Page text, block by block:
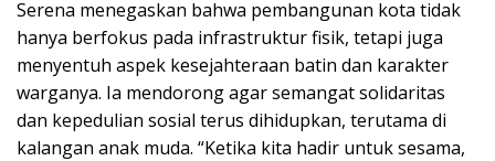
Serena menegaskan bahwa pembangunan kota tidak
hanya berfokus pada infrastruktur fisik, tetapi juga
menyentuh aspek kesejahteraan batin dan karakter
warganya. Ia mendorong agar semangat solidaritas
dan kepedulian sosial terus dihidupkan, terutama di
kalangan anak muda. “Ketika kita hadir untuk sesama,